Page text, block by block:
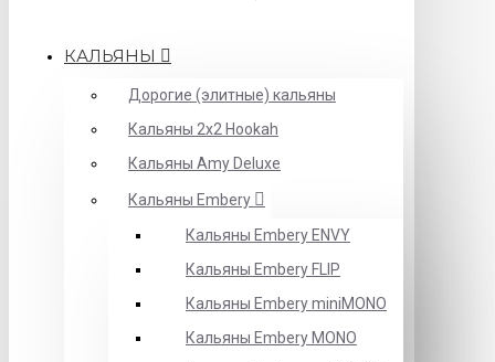
КАЛЬЯНЫ
Дорогие (элитные) кальяны
Кальяны 2х2 Hookah
Кальяны Amy Deluxe
Кальяны Embery
Кальяны Embery ENVY
Кальяны Embery FLIP
Кальяны Embery miniMONO
Кальяны Embery MONO